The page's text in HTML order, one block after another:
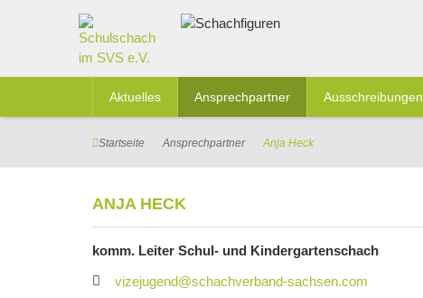
Aktuelles Ansprechpartner Ausschreibungen
Startseite Ansprechpartner Anja Heck
ANJA HECK
komm. Leiter Schul- und Kindergartenschach
vizejugend@schachverband-sachsen.com